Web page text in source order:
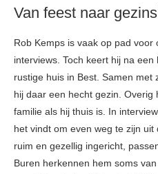
Van feest naar
Rob Kemps is vaak op pad voor
interviews. Toch keert hij na
rustige huis in Best. Samen
hij daar een hecht gezin. Overig
familie als hij thuis is. In
het vindt om even weg te zijn
ruim en gezellig ingericht,
Buren herkennen hem soms